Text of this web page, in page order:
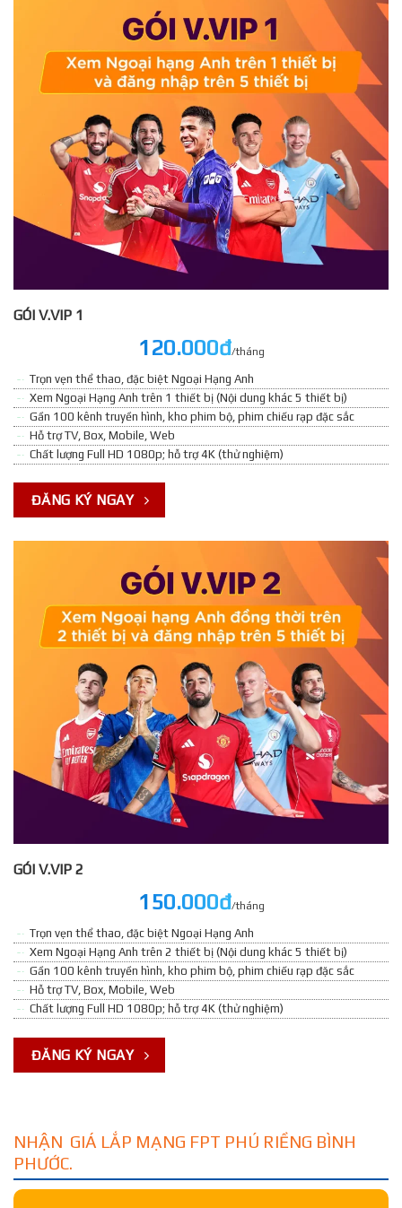
GÓI V.VIP 1
120.000đ/tháng
Trọn vẹn thể thao, đặc biệt Ngoại Hạng Anh
Xem Ngoại Hạng Anh trên 1 thiết bị (Nội dung khác 5 thiết bị)
Gần 100 kênh truyền hình, kho phim bộ, phim chiếu rạp đặc sắc
Hỗ trợ TV, Box, Mobile, Web
Chất lượng Full HD 1080p; hỗ trợ 4K (thử nghiệm)
ĐĂNG KÝ NGAY
GÓI V.VIP 2
150.000đ/tháng
Trọn vẹn thể thao, đặc biệt Ngoại Hạng Anh
Xem Ngoại Hạng Anh trên 2 thiết bị (Nội dung khác 5 thiết bị)
Gần 100 kênh truyền hình, kho phim bộ, phim chiếu rạp đặc sắc
Hỗ trợ TV, Box, Mobile, Web
Chất lượng Full HD 1080p; hỗ trợ 4K (thử nghiệm)
ĐĂNG KÝ NGAY
NHẬN GIÁ LẮP MẠNG FPT PHÚ RIỀNG BÌNH
PHƯỚC.